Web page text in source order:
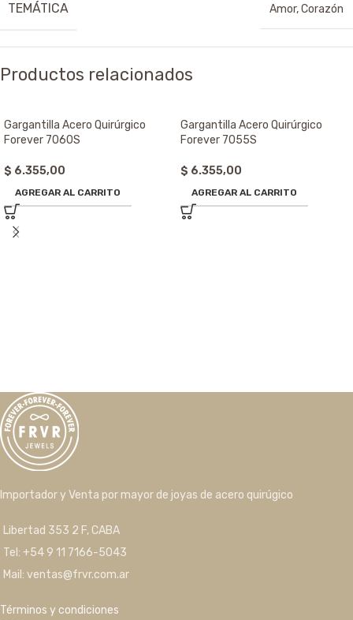
TEMÁTICA Amor,Corazón
Productos relacionados
Gargantilla Acero Quirúrgico
Forever 7060S
$ 6.355,00
AGREGAR AL CARRITO
Gargantilla Acero Quirúrgico
Forever 7055S
$ 6.355,00
AGREGAR AL CARRITO
Importador y Venta por mayor de joyas de acero quirúgico
Libertad 353 2 F, CABA
Tel: +54 9 11 7166-5043
Mail: ventas@frvr.com.ar
Términos y condiciones